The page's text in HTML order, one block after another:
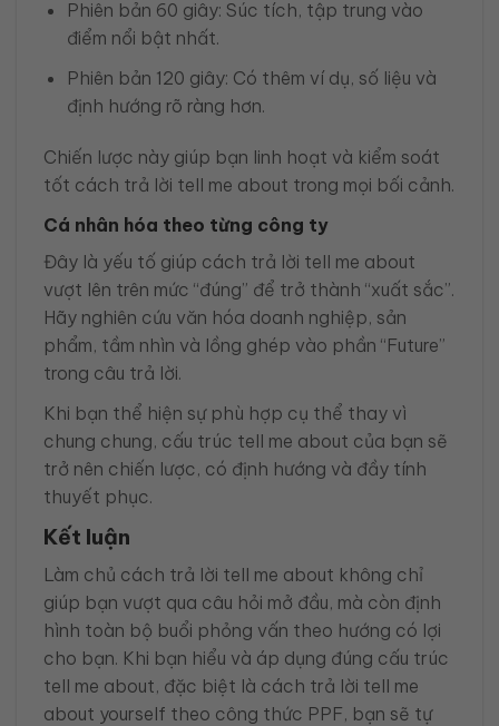
Phiên bản 60 giây: Súc tích, tập trung vào
điểm nổi bật nhất.
Phiên bản 120 giây: Có thêm ví dụ, số liệu và
định hướng rõ ràng hơn.
Chiến lược này giúp bạn linh hoạt và kiểm soát
tốt cách trả lời tell me about trong mọi bối cảnh.
Cá nhân hóa theo từng công ty
Đây là yếu tố giúp cách trả lời tell me about
vượt lên trên mức “đúng” để trở thành “xuất sắc”.
Hãy nghiên cứu văn hóa doanh nghiệp, sản
phẩm, tầm nhìn và lồng ghép vào phần “Future”
trong câu trả lời.
Khi bạn thể hiện sự phù hợp cụ thể thay vì
chung chung, cấu trúc tell me about của bạn sẽ
trở nên chiến lược, có định hướng và đầy tính
thuyết phục.
Kết luận
Làm chủ cách trả lời tell me about không chỉ
giúp bạn vượt qua câu hỏi mở đầu, mà còn định
hình toàn bộ buổi phỏng vấn theo hướng có lợi
cho bạn. Khi bạn hiểu và áp dụng đúng cấu trúc
tell me about, đặc biệt là cách trả lời tell me
about yourself theo công thức PPF, bạn sẽ tự